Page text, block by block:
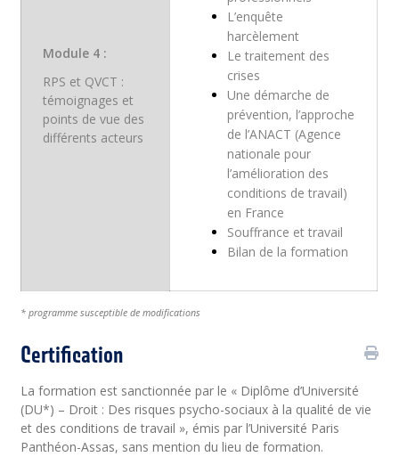
Module 4 :
RPS et QVCT :
témoignages et
points de vue des
différents acteurs
L’enquête
harcèlement
Le traitement des
crises
Une démarche de
prévention, l’approche
de l’ANACT (Agence
nationale pour
l’amélioration des
conditions de travail)
en France
Souffrance et travail
Bilan de la formation
* programme susceptible de modifications
Certification
La formation est sanctionnée par le « Diplôme d’Université
(DU*) – Droit : Des risques psycho-sociaux à la qualité de vie
et des conditions de travail », émis par l’Université Paris
Panthéon-Assas, sans mention du lieu de formation.